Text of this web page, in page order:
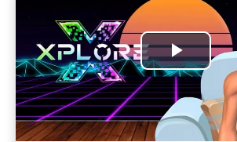
Play
Video